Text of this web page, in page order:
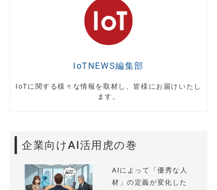
IoTNEWS編集部
IoTに関する様々な情報を取材し、皆様にお届けいたし
ます。
企業向けAI活用虎の巻
AIによって「優秀な人
材」の定義が変化した